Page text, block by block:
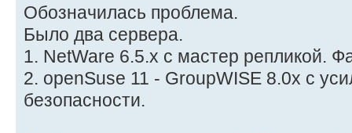
Обозначилась проблема.
Было два сервера.
1. NetWare 6.5.x с мастер репликой.
2. openSuse 11 - GroupWISE 8.0x с
безопасности.